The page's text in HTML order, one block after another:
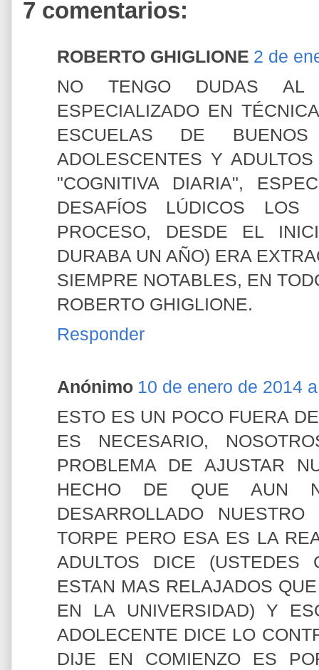
7 comentarios:
ROBERTO GHIGLIONE 2 de
NO TENGO DUDAS AL
ESPECIALIZADO EN
ESCUELAS DE
ADOLESCENTES Y
"COGNITIVA DIARIA",
DESAFÍOS LÚDICOS LOS
PROCESO, DESDE EL
DURABA UN AÑO) ERA
SIEMPRE NOTABLES, EN
ROBERTO GHIGLIONE.
Responder
Anónimo 10 de enero de 2014
ESTO ES UN POCO FUERA
ES NECESARIO,
PROBLEMA DE AJUSTAR
HECHO DE QUE AUN
DESARROLLADO
TORPE PERO ESA ES LA
ADULTOS DICE (USTEDES
ESTAN MAS RELAJADOS
EN LA UNIVERSIDAD) Y
ADOLECENTE DICE LO
DIJE EN COMIENZO ES